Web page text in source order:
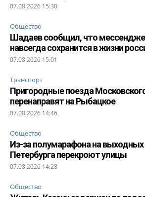
07.08.2026 15:30
Общество
Шадаев сообщил, что
навсегда сохранится в жизни
07.08.2026 15:01
Транспорт
Пригородные поезда
перенаправят на Рыбацкое
07.08.2026 14:46
Общество
Из-за полумарафона на выходных
Петербурга перекроют улицы
07.08.2026 14:28
Общество